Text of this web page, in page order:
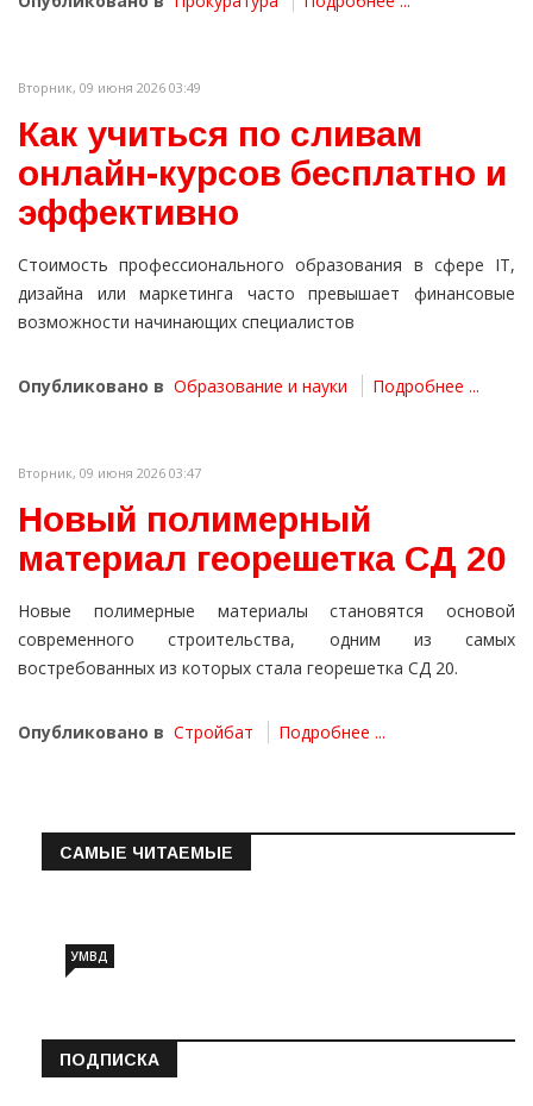
Вторник, 09 июня 2026 03:49
Как учиться по сливам
онлайн-курсов бесплатно и
эффективно
Стоимость профессионального образования в сфере IT,
дизайна или маркетинга часто превышает финансовые
возможности начинающих специалистов
Опубликовано в Образование и науки Подробнее ...
Вторник, 09 июня 2026 03:47
Новый полимерный
материал георешетка СД 20
Новые полимерные материалы становятся основой
современного строительства, одним из самых
востребованных из которых стала георешетка СД 20.
Опубликовано в Стройбат Подробнее ...
САМЫЕ ЧИТАЕМЫЕ
УМВД
ПОДПИСКА